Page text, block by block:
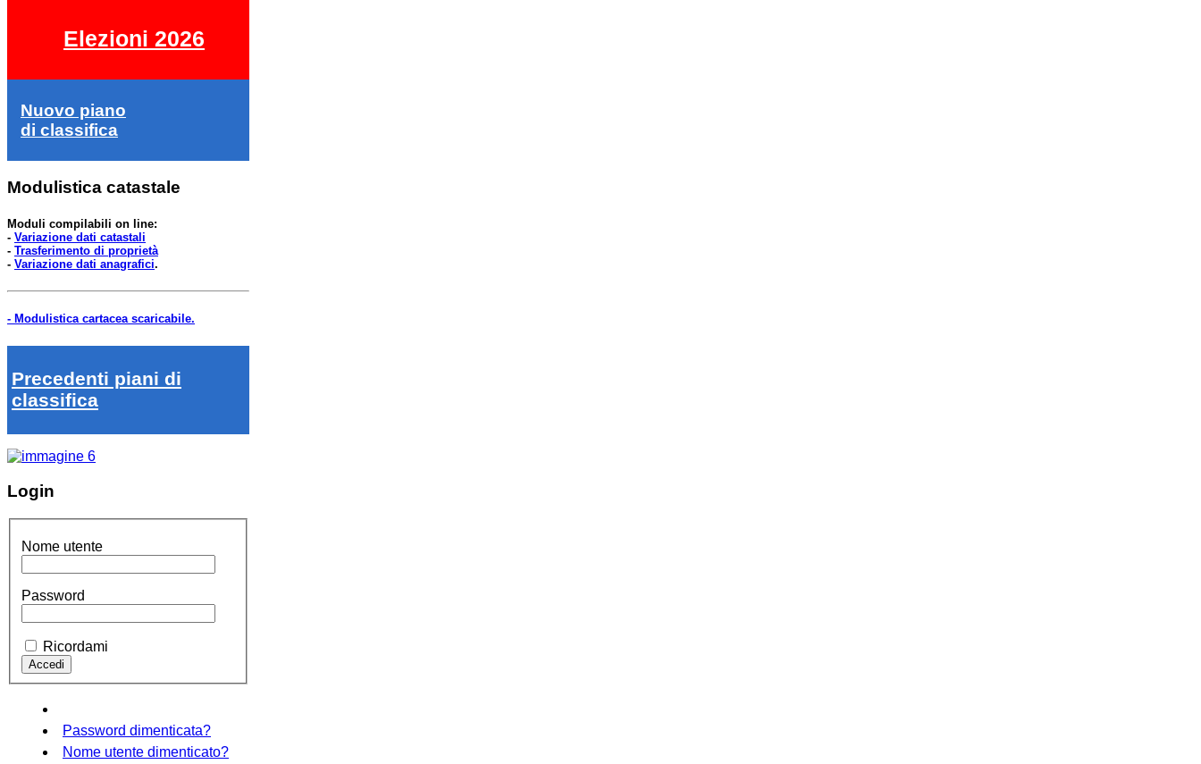
Elezioni 2026
Nuovo piano
di classifica
Modulistica catastale
Moduli compilabili on line:
- Variazione dati catastali
- Trasferimento di proprietà
- Variazione dati anagrafici.
- Modulistica cartacea scaricabile.
Precedenti piani di
classifica
Login
Nome utente
Password
Ricordami
Password dimenticata?
Nome utente dimenticato?